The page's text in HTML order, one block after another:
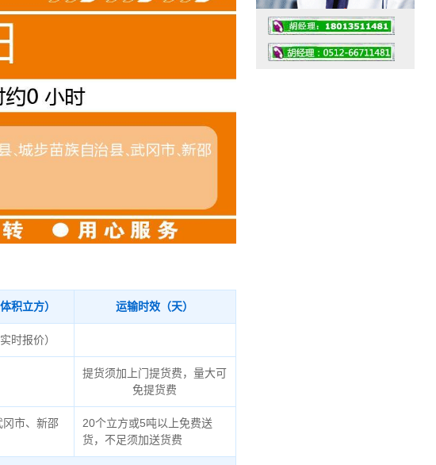
积立方） 运输时效（天）
时报价）
提货须加上门提货费，量大可
免提货费
冈市、新邵
20个立方或5吨以上免费送
货，不足须加送货费